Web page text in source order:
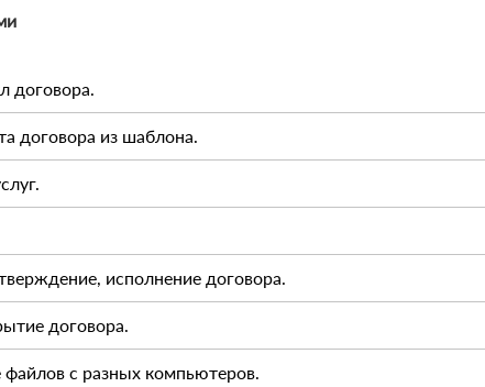
договора.
договора из шаблона.
исполнение договора.
договора.
файлов с разных компьютеров.